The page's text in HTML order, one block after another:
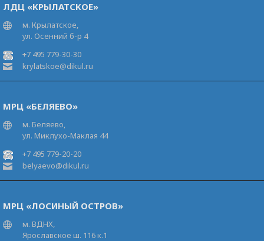
ЛДЦ «КРЫЛАТСКОЕ»
м. Крылатское,
ул. Осенний б-р 4
+7 495 779-30-30
krylatskoe@dikul.ru
МРЦ «БЕЛЯЕВО»
м. Беляево,
ул. Миклухо-Маклая 44
+7 495 779-20-20
belyaevo@dikul.ru
МРЦ «ЛОСИНЫЙ ОСТРОВ»
м. ВДНХ,
Ярославское ш. 116 к.1